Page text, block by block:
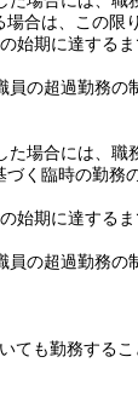
合は、この限
始期に達する
の超過勤務
場合には、職
く臨時の勤務
始期に達する
の超過勤務
も勤務するこ